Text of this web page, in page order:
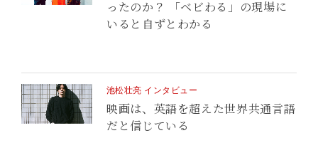
ったのか？ 「ベビわる」の現場に
いると自ずとわかる
池松壮亮 インタビュー
映画は、英語を超えた世界共通言語
だと信じている